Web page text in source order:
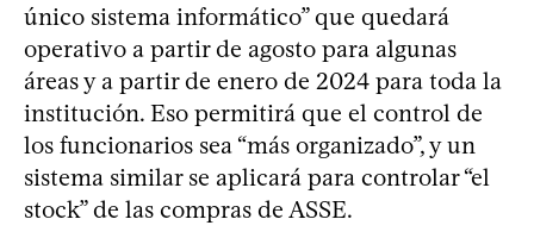
único sistema informático” que quedará
operativo a partir de agosto para algunas
áreas y a partir de enero de 2024 para toda la
institución. Eso permitirá que el control de
los funcionarios sea “más organizado”, y un
sistema similar se aplicará para controlar “el
stock” de las compras de ASSE.